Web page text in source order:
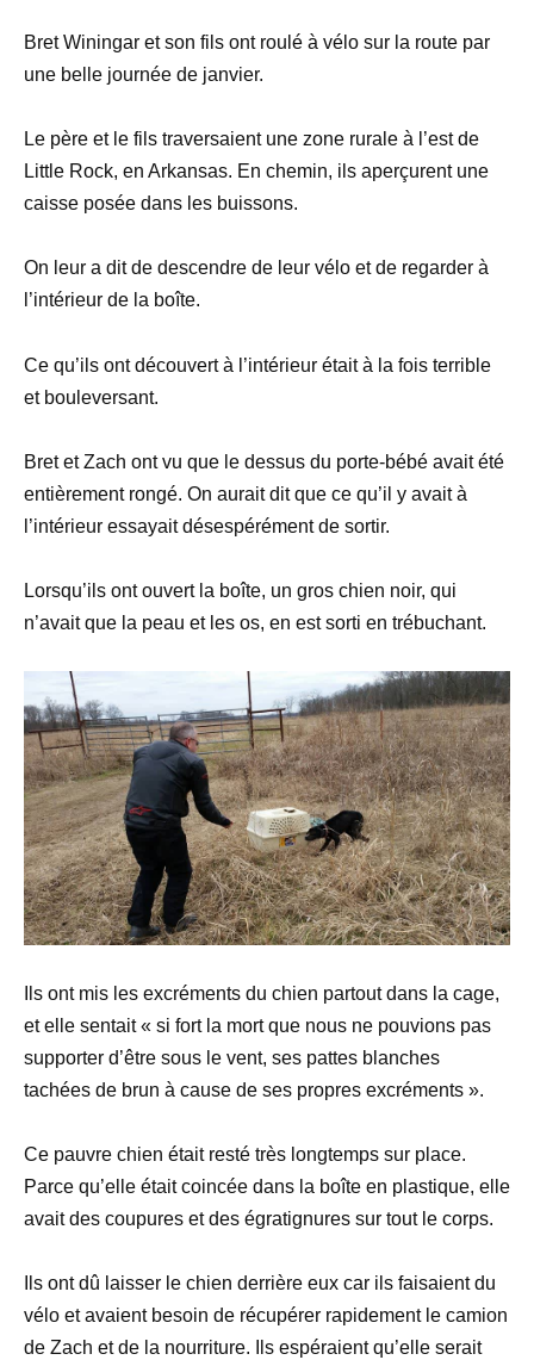
Bret Winingar et son fils ont roulé à vélo sur la route par
une belle journée de janvier.
Le père et le fils traversaient une zone rurale à l’est de
Little Rock, en Arkansas. En chemin, ils aperçurent une
caisse posée dans les buissons.
On leur a dit de descendre de leur vélo et de regarder à
l’intérieur de la boîte.
Ce qu’ils ont découvert à l’intérieur était à la fois terrible
et bouleversant.
Bret et Zach ont vu que le dessus du porte-bébé avait été
entièrement rongé. On aurait dit que ce qu’il y avait à
l’intérieur essayait désespérément de sortir.
Lorsqu’ils ont ouvert la boîte, un gros chien noir, qui
n’avait que la peau et les os, en est sorti en trébuchant.
Ils ont mis les excréments du chien partout dans la cage,
et elle sentait « si fort la mort que nous ne pouvions pas
supporter d’être sous le vent, ses pattes blanches
tachées de brun à cause de ses propres excréments ».
Ce pauvre chien était resté très longtemps sur place.
Parce qu’elle était coincée dans la boîte en plastique, elle
avait des coupures et des égratignures sur tout le corps.
Ils ont dû laisser le chien derrière eux car ils faisaient du
vélo et avaient besoin de récupérer rapidement le camion
de Zach et de la nourriture. Ils espéraient qu’elle serait